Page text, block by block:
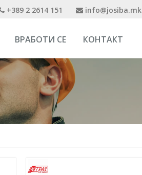
+389 2 2614 151 info@josiba.mk
ВРАБОТИ СЕ КОНТАКТ